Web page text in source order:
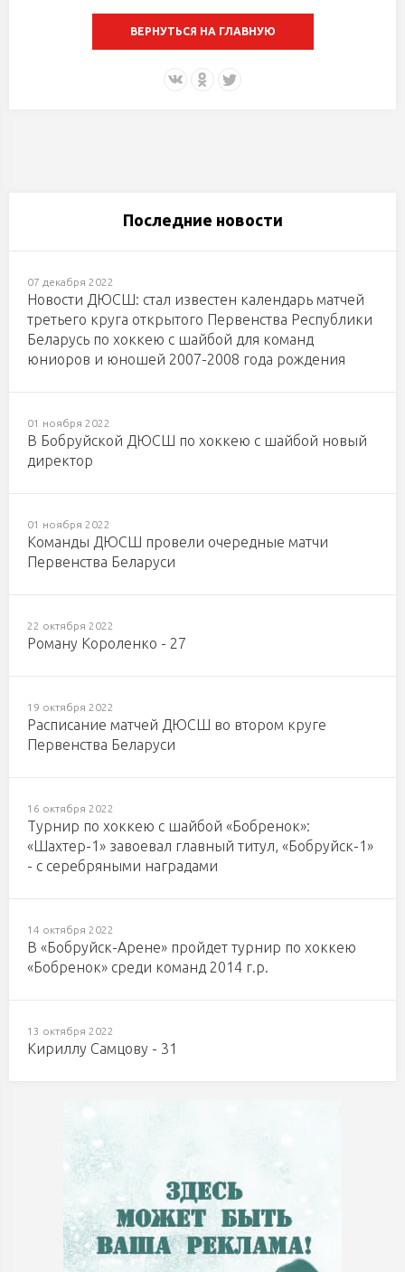
ВЕРНУТЬСЯ НА ГЛАВНУЮ
Последние новости
07 декабря 2022
Новости ДЮСШ: стал известен календарь матчей
третьего круга открытого Первенства Республики
Беларусь по хоккею с шайбой для команд
юниоров и юношей 2007-2008 года рождения
01 ноября 2022
В Бобруйской ДЮСШ по хоккею с шайбой новый
директор
01 ноября 2022
Команды ДЮСШ провели очередные матчи
Первенства Беларуси
22 октября 2022
Роману Короленко - 27
19 октября 2022
Расписание матчей ДЮСШ во втором круге
Первенства Беларуси
16 октября 2022
Турнир по хоккею с шайбой «Бобренок»:
«Шахтер-1» завоевал главный титул, «Бобруйск-1»
- с серебряными наградами
14 октября 2022
В «Бобруйск-Арене» пройдет турнир по хоккею
«Бобренок» среди команд 2014 г.р.
13 октября 2022
Кириллу Самцову - 31